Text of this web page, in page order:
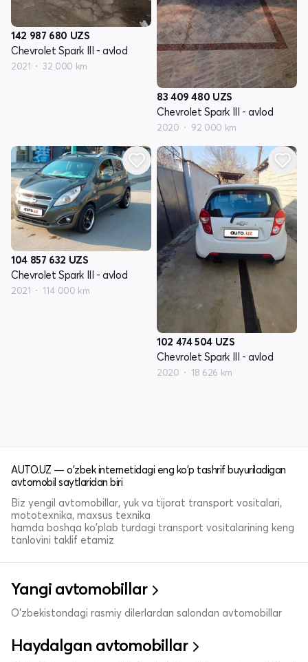
142 987 680 UZS
Chevrolet Spark III - avlod
2021 32 000 km
83 409 480 UZS
Chevrolet Spark III - avlod
2020 92 000 km
104 857 632 UZS
Chevrolet Spark III - avlod
2021 114 000 km
102 474 504 UZS
Chevrolet Spark III - avlod
2020 18 626 km
AUTO.UZ — o'zbek internetidagi eng ko'p tashrif buyuriladigan
avtomobil saytlaridan biri
Biz yengil avtomobillar, yuk va tijorat transport vositalari,
mototexnika, maxsus texnika
hamda boshqa ko'plab turdagi transport vositalarining keng
tanlovini taklif etamiz
Yangi avtomobillar
O'zbekistondagi rasmiy dilerlardan salondan avtomobillar
Haydalgan avtomobillar